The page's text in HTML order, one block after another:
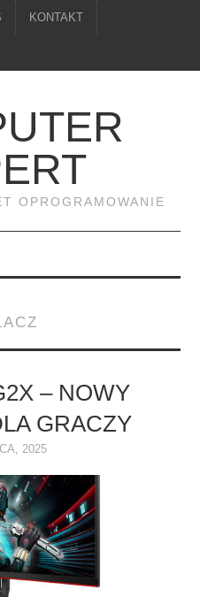
KONTAKT
OPROGRAMOWANIE
– NOWY
GRACZY
2025